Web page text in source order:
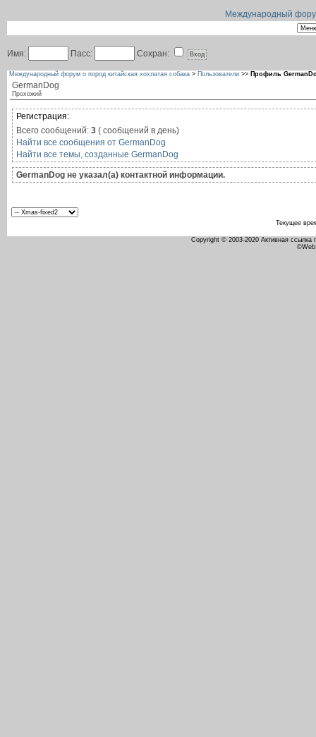
Международный
Имя: Пасс: Сохран:
Международный форум о пород китайская хохлатая собака > Пользователи >> Профиль
GermanDog
Прохожий
Регистрация:
Всего сообщений: 3 ( сообщений в день)
Найти все сообщения от GermanDog
Найти все темы, созданные GermanDog
GermanDog не указал(а) контактной информации.
Текущее
Copyright © 2003-2020 Активная ссылка